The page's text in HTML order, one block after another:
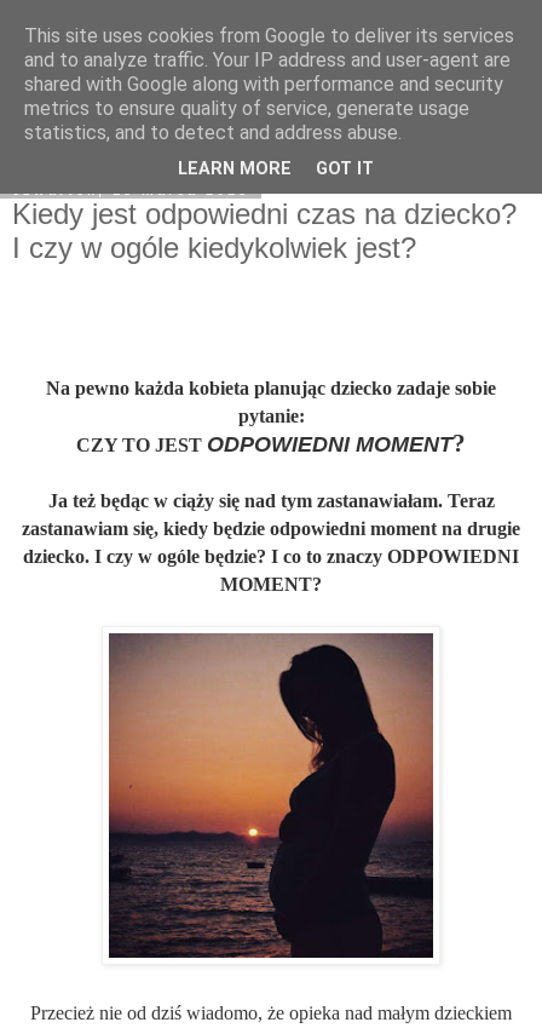
On My Way
Kiedy jest odpowiedni czas na dziecko?
I czy w ogóle kiedykolwiek jest?
Na pewno każda kobieta planując dziecko zadaje sobie
pytanie:
CZY TO JEST ODPOWIEDNI MOMENT?
Ja też będąc w ciąży się nad tym zastanawiałam. Teraz
zastanawiam się, kiedy będzie odpowiedni moment na drugie
dziecko. I czy w ogóle będzie? I co to znaczy ODPOWIEDNI
MOMENT?
Przecież nie od dziś wiadomo, że opieka nad małym dzieckiem
This site uses cookies from Google to deliver its services
and to analyze traffic. Your IP address and user-agent are
shared with Google along with performance and security
metrics to ensure quality of service, generate usage
statistics, and to detect and address abuse.
LEARN MORE GOT IT